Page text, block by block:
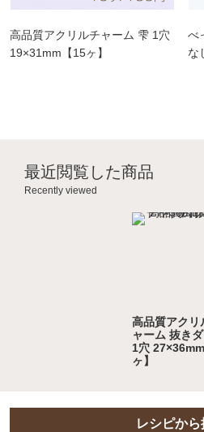
高品質アクリルチャーム 雫 1穴
19×31mm【15ヶ】
べ
な
最近閲覧した商品
Recently viewed
高品質アクリ
ャーム 抜き
1穴
ヶ】
レシピから